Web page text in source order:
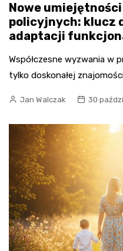
Nowe
policyjnych: klucz
adaptacji
Współczesne wyzwania w
tylko doskonałej
Jan Walczak 30